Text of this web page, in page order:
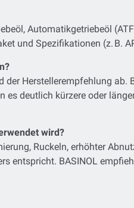
Automatikgetriebeöl
und Spezifikationen (z. B.
der Herstellerempfehlung
deutlich kürzere oder
wird?
Ruckeln, erhöhter
entspricht. BASINOL